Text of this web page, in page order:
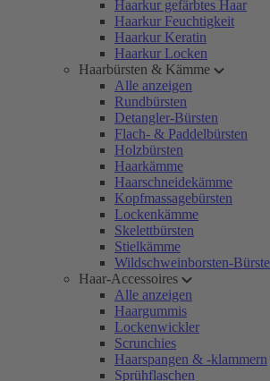
Haarkur gefärbtes Haar
Haarkur Feuchtigkeit
Haarkur Keratin
Haarkur Locken
Haarbürsten & Kämme
Alle anzeigen
Rundbürsten
Detangler-Bürsten
Flach- & Paddelbürsten
Holzbürsten
Haarkämme
Haarschneidekämme
Kopfmassagebürsten
Lockenkämme
Skelettbürsten
Stielkämme
Wildschweinborsten-
Haar-Accessoires
Alle anzeigen
Haargummis
Lockenwickler
Scrunchies
Haarspangen & -klammern
Sprühflaschen